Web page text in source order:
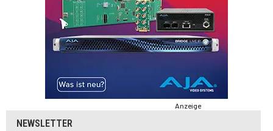
Anzeige
NEWSLETTER